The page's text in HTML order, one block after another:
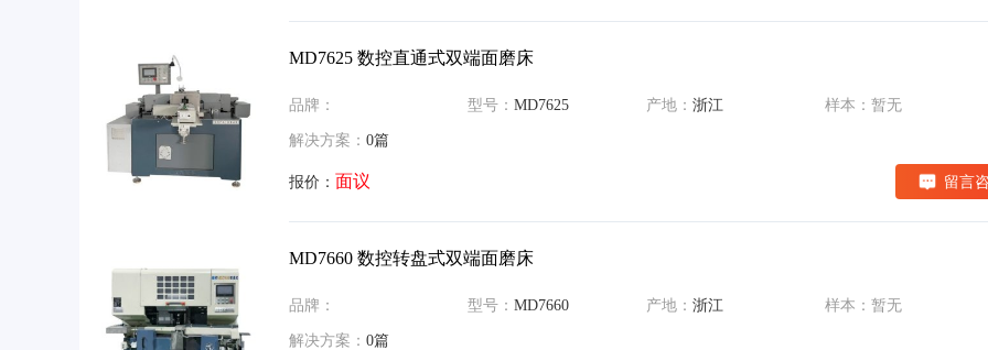
MD7625 数控直通式双端面磨床
品牌： 型号： MD7625 产地： 浙江 样本：暂无
解决方案： 0篇
报价： 面议 留言
MD7660 数控转盘式双端面磨床
品牌： 型号： MD7660 产地： 浙江 样本：暂无
解决方案： 0篇